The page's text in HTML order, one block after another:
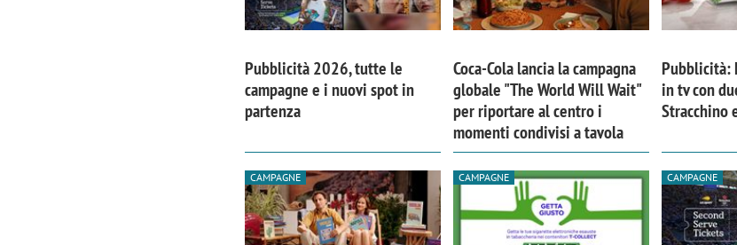
Pubblicità 2026, tutte le
campagne e i nuovi spot in
partenza
Coca-Cola lancia la campagna
globale "The World Will Wait"
per riportare al centro i
momenti condivisi a tavola
Pubblicità:
in tv con
Stracchino
CAMPAGNE CAMPAGNE CAMPAGNE